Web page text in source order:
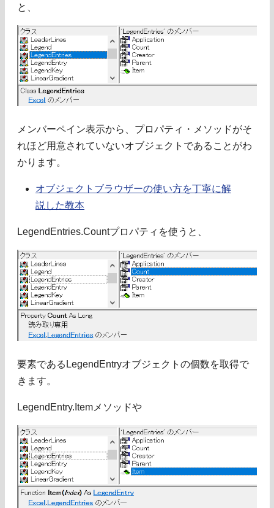
と、
メンバーペイン表示から、プロパティ・メソッドがそ
れほど用意されていないオブジェクトであることがわ
かります。
オブジェクトブラウザーの使い方を丁寧に解
説した教本
LegendEntries.Countプロパティを使うと、
要素であるLegendEntryオブジェクトの個数を取得で
きます。
LegendEntry.Itemメソッドや